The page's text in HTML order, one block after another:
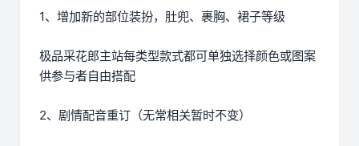
1、增加新的部位装扮，肚兜、裹胸、裙子等级
极品采花郎主站每类型款式都可单独选择颜色或图案
供参与者自由搭配
2、剧情配音重订（无常相关暂时不变）